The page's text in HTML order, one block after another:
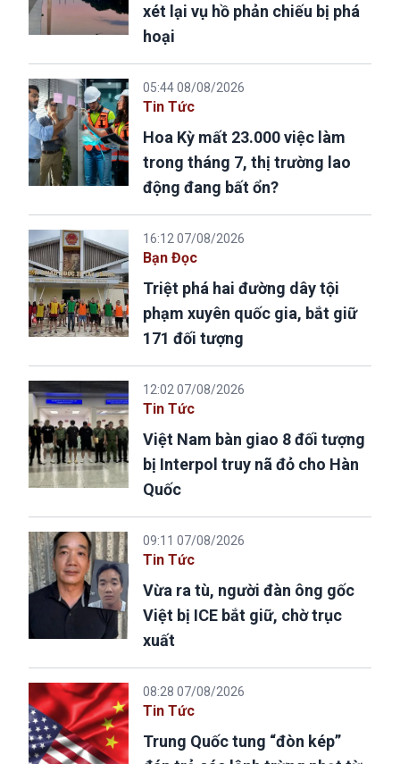
xét lại vụ hồ phản chiếu bị phá
hoại
05:44 08/08/2026
Tin Tức
Hoa Kỳ mất 23.000 việc làm
trong tháng 7, thị trường lao
động đang bất ổn?
16:12 07/08/2026
Bạn Đọc
Triệt phá hai đường dây tội
phạm xuyên quốc gia, bắt giữ
171 đối tượng
12:02 07/08/2026
Tin Tức
Việt Nam bàn giao 8 đối tượng
bị Interpol truy nã đỏ cho Hàn
Quốc
09:11 07/08/2026
Tin Tức
Vừa ra tù, người đàn ông gốc
Việt bị ICE bắt giữ, chờ trục
xuất
08:28 07/08/2026
Tin Tức
Trung Quốc tung “đòn kép”